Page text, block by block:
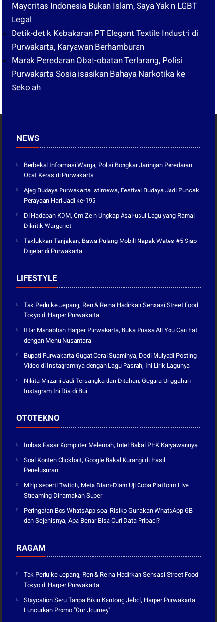
Mayoritas Indonesia Bukan Islam, Saya Yakin LGBT
Legal
Detik-detik Kebakaran PT Elegant Textile Industri di
Purwakarta, Karyawan Berhamburan
Marak Peredaran Obat-obatan Terlarang, Polisi
Purwakarta Sosialisasikan Bahaya Narkotika ke
Sekolah
NEWS
Berbekal Informasi Warga, Polisi Bongkar Jaringan Peredaran
Obat Keras di Purwakarta
Ajeg Budaya Purwakarta Istimewa, Festival Budaya Jadi Puncak
Perayaan Hari Jadi ke-195
Di Hadapan KDM, Om Zein Ungkap Asal-usul Lagu yang Ramai
Dikritik Warganet
Taklukkan Tanjakan, Bawa Pulang Mobil! Napak Wates #5 Siap
Digelar di Purwakarta
LIFESTYLE
Tak Perlu ke Jepang, Ren & Reina Hadirkan Sensasi Street Food
Tokyo di Harper Purwakarta
Iftar Mahabbah Harper Purwakarta, Buka Puasa All You Can Eat
dengan Menu Nusantara
Bupati Purwakarta Gugat Cerai Suaminya, Dedi Mulyadi Posting
Video di Instagramnya dengan Lagu Pasrah, Ini Lirik Lagunya
Nikita Mirzani Jadi Tersangka dan Ditahan, Gegara Unggahan
Instagram Ini Dia di Bui
OTOTEKNO
Imbas Pasar Komputer Melemah, Intel Bakal PHK Karyawannya
Soal Konten Clickbait, Google Bakal Kurangi di Hasil
Penelusuran
Mirip seperti Twitch, Meta Diam-Diam Uji Coba Platform Live
Streaming Dinamakan Super
Peringatan Bos WhatsApp soal Risiko Gunakan WhatsApp GB
dan Sejenisnya, Apa Benar Bisa Curi Data Pribadi?
RAGAM
Tak Perlu ke Jepang, Ren & Reina Hadirkan Sensasi Street Food
Tokyo di Harper Purwakarta
Staycation Seru Tanpa Bikin Kantong Jebol, Harper Purwakarta
Luncurkan Promo "Our Journey"